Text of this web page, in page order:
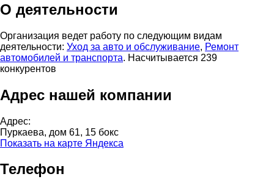
О деятельности
Организация ведет работу по следующим видам
деятельности: Уход за авто и обслуживание, Ремонт
автомобилей и транспорта. Насчитывается 239
конкурентов
Адрес нашей компании
Адрес:
Пуркаева, дом 61, 15 бокс
Показать на карте Яндекса
Телефон